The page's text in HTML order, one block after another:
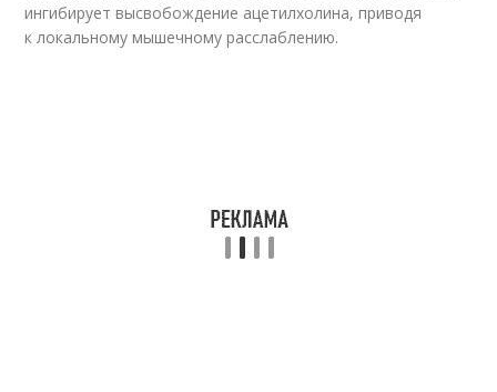
ингибирует высвобождение ацетилхолина, приводя
к локальному мышечному расслаблению.